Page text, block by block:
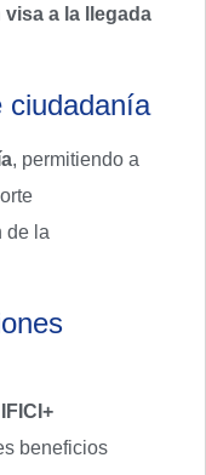
a la llegada
ciudadanía
, permitiendo a
de la
beneficios